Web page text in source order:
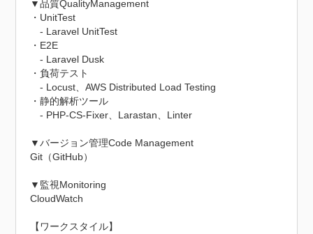
▼品質QualityManagement
・UnitTest
- Laravel UnitTest
・E2E
- Laravel Dusk
・負荷テスト
- Locust、AWS Distributed Load Testing
・静的解析ツール
- PHP-CS-Fixer、Larastan、Linter
▼バージョン管理Code Management
Git（GitHub）
▼監視Monitoring
CloudWatch
【ワークスタイル】